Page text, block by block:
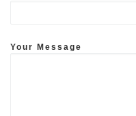
Your Message